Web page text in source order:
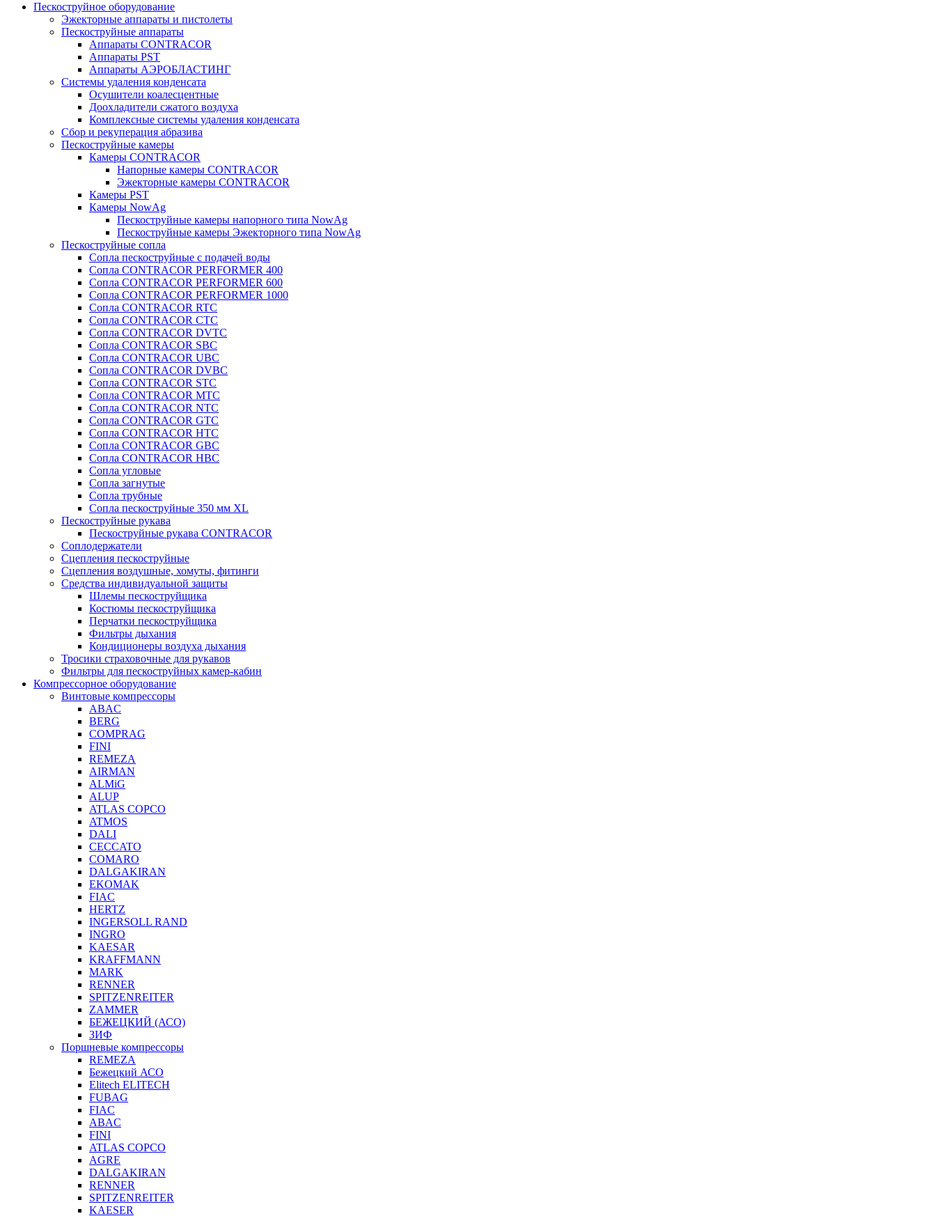
Пескоструйное оборудование
Эжекторные аппараты и пистолеты
Пескоструйные аппараты
Аппараты CONTRACOR
Аппараты PST
Аппараты АЭРОБЛАСТИНГ
Системы удаления конденсата
Осушители коалесцентные
Доохладители сжатого воздуха
Комплексные системы удаления конденсата
Сбор и рекуперация абразива
Пескоструйные камеры
Камеры CONTRACOR
Напорные камеры CONTRACOR
Эжекторные камеры CONTRACOR
Камеры PST
Камеры NowAg
Пескоструйные камеры напорного типа NowAg
Пескоструйные камеры Эжекторного типа NowAg
Пескоструйные сопла
Сопла пескоструйные с подачей воды
Сопла CONTRACOR PERFORMER 400
Сопла CONTRACOR PERFORMER 600
Сопла CONTRACOR PERFORMER 1000
Сопла CONTRACOR RTC
Сопла CONTRACOR CTC
Сопла CONTRACOR DVTC
Сопла CONTRACOR SBC
Сопла CONTRACOR UBC
Сопла CONTRACOR DVBC
Сопла CONTRACOR STC
Сопла CONTRACOR MTC
Сопла CONTRACOR NTC
Сопла CONTRACOR GTC
Сопла CONTRACOR HTC
Сопла CONTRACOR GBC
Сопла CONTRACOR HBC
Сопла угловые
Сопла загнутые
Сопла трубные
Сопла пескоструйные 350 мм XL
Пескоструйные рукава
Пескоструйные рукава CONTRACOR
Соплодержатели
Сцепления пескоструйные
Сцепления воздушные, хомуты, фитинги
Средства индивидуальной защиты
Шлемы пескоструйщика
Костюмы пескоструйщика
Перчатки пескоструйщика
Фильтры дыхания
Кондиционеры воздуха дыхания
Тросики страховочные для рукавов
Фильтры для пескоструйных камер-кабин
Компрессорное оборудование
Винтовые компрессоры
ABAC
BERG
COMPRAG
FINI
REMEZA
AIRMAN
ALMiG
ALUP
ATLAS COPCO
ATMOS
DALI
CECCATO
COMARO
DALGAKIRAN
EKOMAK
FIAC
HERTZ
INGERSOLL RAND
INGRO
KAESAR
KRAFFMANN
MARK
RENNER
SPITZENREITER
ZAMMER
БЕЖЕЦКИЙ (АСО)
ЗИФ
Поршневые компрессоры
REMEZA
Бежецкий АСО
Elitech ELITECH
FUBAG
FIAC
ABAC
FINI
ATLAS COPCO
AGRE
DALGAKIRAN
RENNER
SPITZENREITER
KAESER